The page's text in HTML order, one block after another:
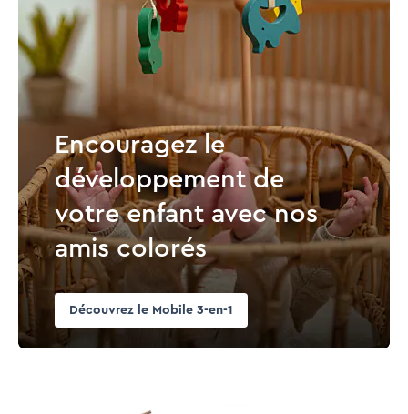
Découvrez le Mobile 3-en-1
Encouragez le
développement de
votre enfant avec nos
amis colorés